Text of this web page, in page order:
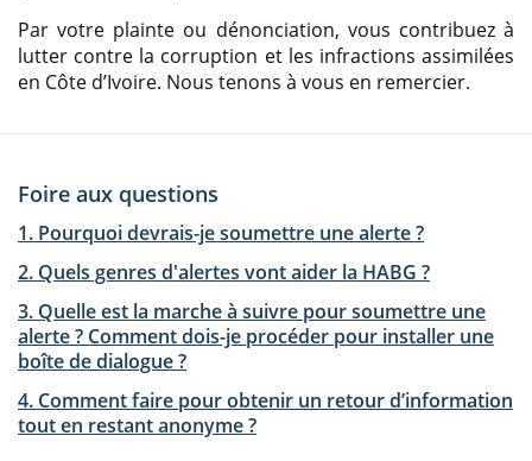
Par votre plainte ou dénonciation, vous contribuez à
lutter contre la corruption et les infractions assimilées
en Côte d’Ivoire. Nous tenons à vous en remercier.
Foire aux questions
1. Pourquoi devrais-je soumettre une alerte ?
2. Quels genres d'alertes vont aider la HABG ?
3. Quelle est la marche à suivre pour soumettre une
alerte ? Comment dois-je procéder pour installer une
boîte de dialogue ?
4. Comment faire pour obtenir un retour d’information
tout en restant anonyme ?